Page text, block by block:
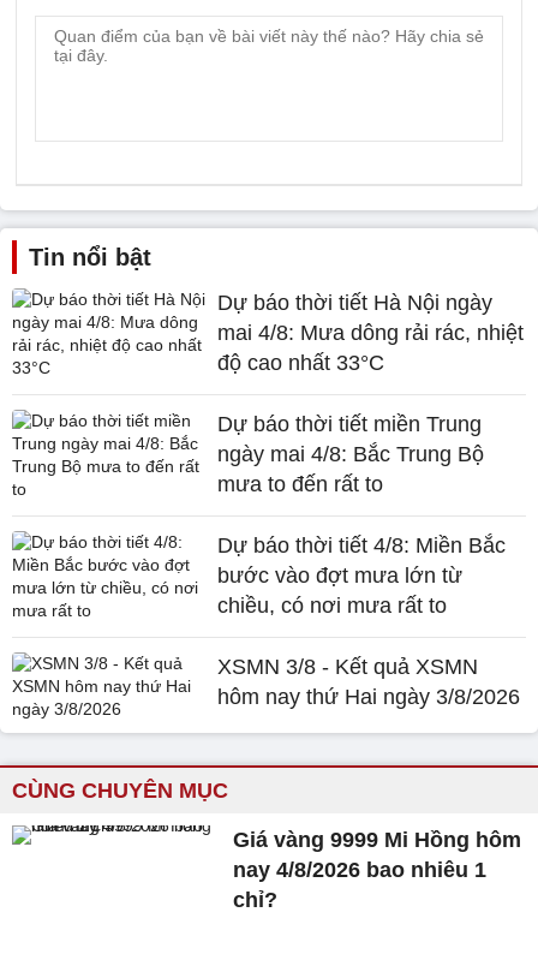
Tin nổi bật
Dự báo thời tiết Hà Nội ngày
mai 4/8: Mưa dông rải rác, nhiệt
độ cao nhất 33°C
Dự báo thời tiết miền Trung
ngày mai 4/8: Bắc Trung Bộ
mưa to đến rất to
Dự báo thời tiết 4/8: Miền Bắc
bước vào đợt mưa lớn từ
chiều, có nơi mưa rất to
XSMN 3/8 - Kết quả XSMN
hôm nay thứ Hai ngày 3/8/2026
CÙNG CHUYÊN MỤC
Giá vàng 9999 Mi Hồng hôm
nay 4/8/2026 bao nhiêu 1
chỉ?